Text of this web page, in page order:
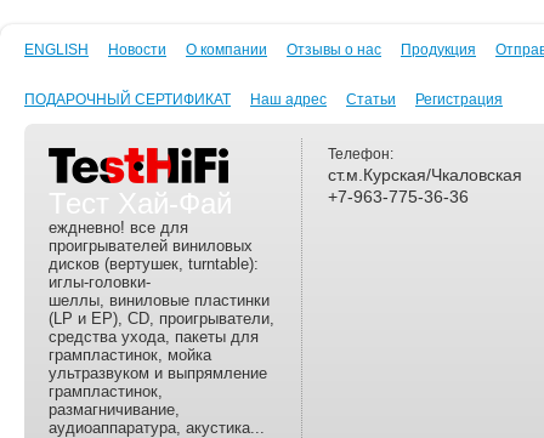
ENGLISH Новости О компании Отзывы о нас Продукция
ПОДАРОЧНЫЙ СЕРТИФИКАТ Наш адрес Статьи Регистрация
Тест Хай-Фай
еждневно! все для
проигрывателей виниловых
дисков (вертушек, turntable):
иглы-головки-
шеллы, виниловые пластинки
(LP и EP), CD, проигрыватели,
средства ухода, пакеты для
грампластинок, мойка
ультразвуком и выпрямление
грампластинок,
размагничивание,
аудиоаппаратура, акустика...
Телефон:
ст.м.Курская/Чкаловская
+7-963-775-36-36